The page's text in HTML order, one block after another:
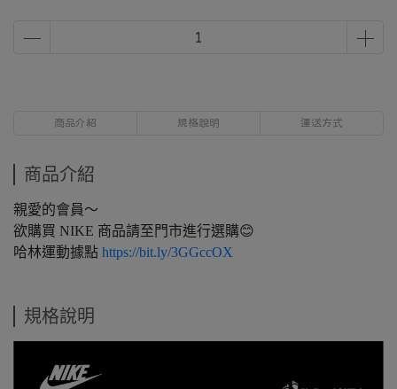
商品介紹 規格說明 運送方式
商品介紹
親愛的會員～
欲購買 NIKE 商品請至門市進行選購😊
哈林運動據點 https://bit.ly/3GGccOX
規格說明